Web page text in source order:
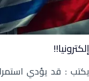
يكتب : قد يؤدي